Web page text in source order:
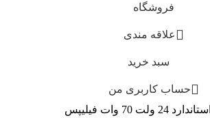
فروشگاه
علاقه مندی
سبد خرید
حساب کاربری من